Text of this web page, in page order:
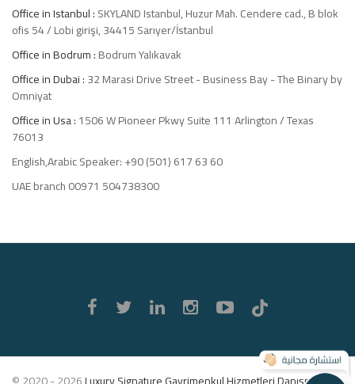
Office in Istanbul :SKYLAND Istanbul, Huzur Mah. Cendere cad., B blok
ofis 54 / Lobi girişi, 34415 Sarıyer/İstanbul
Office in Bodrum :Bodrum Yalıkavak
Office in Dubai :32 Marasi Drive Street - Business Bay - The Binary by
Omniyat
Office in Usa :1506 W Pioneer Pkwy Suite 111 Arlington / Texas
76013
English,Arabic Speaker: +90 (501) 617 63 60
UAE branch 00971 504738300
Luxury
Signature